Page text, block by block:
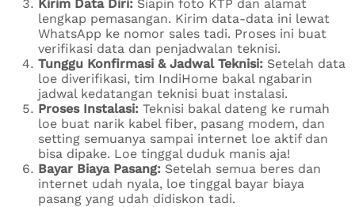
Kirim Data Diri: Siapin foto KTP dan alamat
lengkap pemasangan. Kirim data-data ini lewat
WhatsApp ke nomor sales tadi. Proses ini buat
verifikasi data dan penjadwalan teknisi.
Tunggu Konfirmasi & Jadwal Teknisi: Setelah data
loe diverifikasi, tim IndiHome bakal ngabarin
jadwal kedatangan teknisi buat instalasi.
Proses Instalasi: Teknisi bakal dateng ke rumah
loe buat narik kabel fiber, pasang modem, dan
setting semuanya sampai internet loe aktif dan
bisa dipake. Loe tinggal duduk manis aja!
Bayar Biaya Pasang: Setelah semua beres dan
internet udah nyala, loe tinggal bayar biaya
pasang yang udah didiskon tadi.